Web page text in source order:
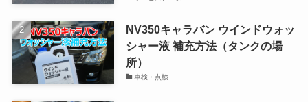
NV350キャラバン ウインドウォッ
シャー液 補充方法（タンクの場
所）
車検・点検